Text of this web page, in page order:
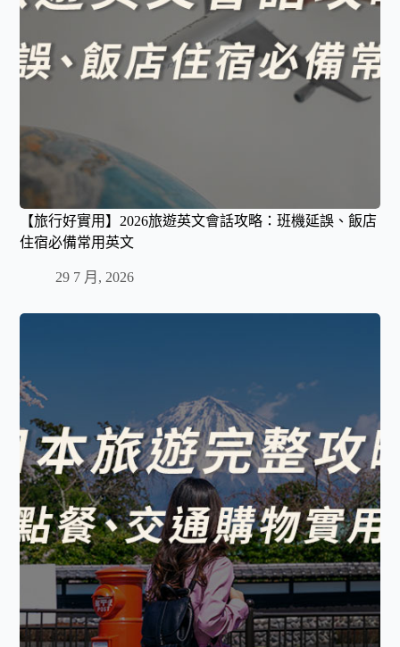
【旅行好實用】2026旅遊英文會話攻略：班機延誤、飯店
住宿必備常用英文
29 7 月, 2026